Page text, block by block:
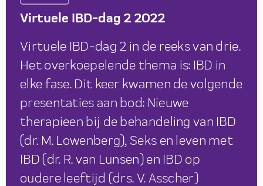
Virtuele IBD-dag 2 2022
Virtuele IBD-dag 2 in de reeks van drie.
Het overkoepelende thema is: IBD in
elke fase. Dit keer kwamen de volgende
presentaties aan bod: Nieuwe
therapieen bij de behandeling van IBD
(dr. M. Lowenberg), Seks en leven met
IBD (dr. R. van Lunsen) en IBD op
oudere leeftijd (drs. V. Asscher)